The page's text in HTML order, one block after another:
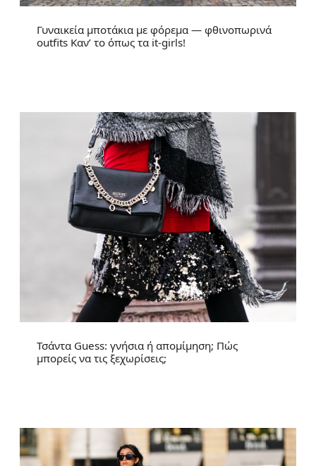
Γυναικεία μποτάκια με φόρεμα — φθινοπωρινά
outfits Καν’ το όπως τα it-girls!
Τσάντα Guess: γνήσια ή απομίμηση; Πώς
μπορείς να τις ξεχωρίσεις;